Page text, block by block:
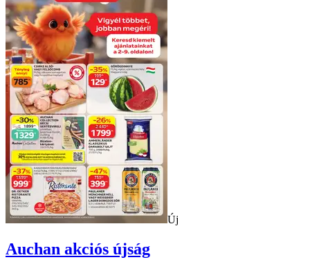
Új
Auchan akciós újság